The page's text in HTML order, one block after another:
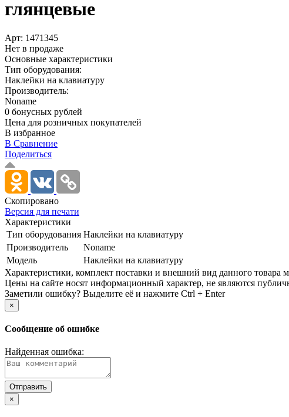
глянцевые
Арт: 1471345
Нет в продаже
Основные характеристики
Тип оборудования:
Наклейки на клавиатуру
Производитель:
Noname
0 бонусных рублей
Цена для розничных покупателей
В избранное
В Сравнение
Поделиться
Скопировано
Версия для печати
Характеристики
Тип оборудования Наклейки на клавиатуру
Производитель
Noname
Модель
Наклейки на клавиатуру
Xарактеристики, комплект поставки и внешний вид данного товара
Цены на сайте носят информационный характер, не являются
Заметили ошибку? Выделите её и нажмите Ctrl + Enter
×
Сообщение об ошибке
Найденная ошибка:
×